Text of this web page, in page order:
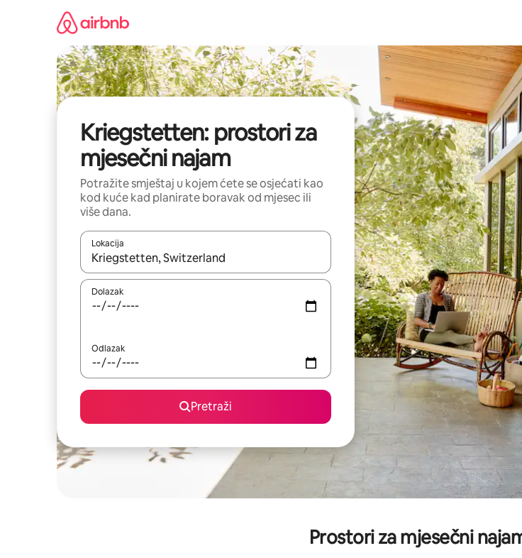
Kriegstetten: prostori za
mjesečni najam
Potražite smještaj u kojem ćete se osjećati kao
kod kuće kad planirate boravak od mjesec ili
više dana.
Lokacija
Kada budu dostupni rezultati, moći ćete ih pregledati koristeći se strelicama prema gore i
Dolazak
Odlazak
Pretraži
Prostori za mjesečni